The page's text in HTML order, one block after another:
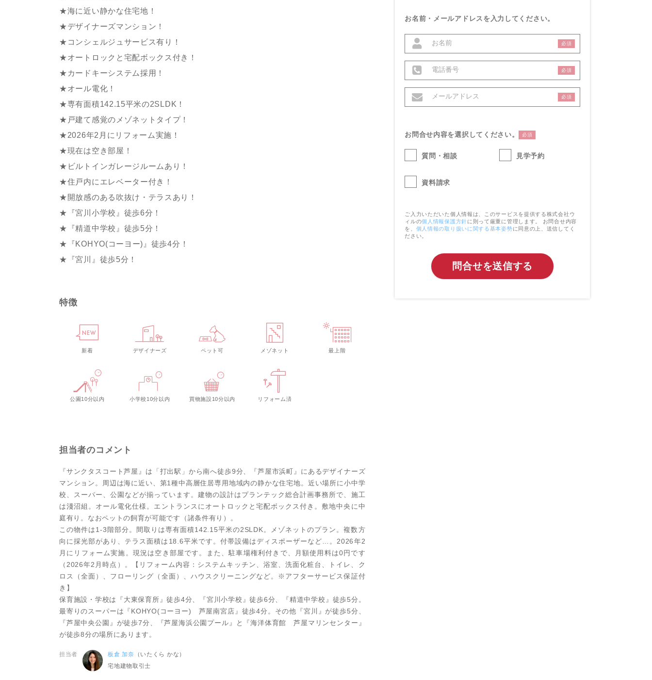
★海に近い静かな住宅地！
★デザイナーズマンション！
★コンシェルジュサービス有り！
★オートロックと宅配ボックス付き！
★カードキーシステム採用！
★オール電化！
★専有面積142.15平米の2SLDK！
★戸建て感覚のメゾネットタイプ！
★2026年2月にリフォーム実施！
★現在は空き部屋！
★ビルトインガレージルームあり！
★住戸内にエレベーター付き！
★開放感のある吹抜け・テラスあり！
★『宮川小学校』徒歩6分！
★『精道中学校』徒歩5分！
★『KOHYO(コーヨー)』徒歩4分！
★『宮川』徒歩5分！
特徴
新着 デザイナーズ ペット可 メゾネット 最上階
公園10分以内 小学校10分以内 買物施設10分以内 リフォーム済
担当者のコメント
『サンクタスコート芦屋』は「打出駅」から南へ徒歩9分、『芦屋市浜町』にあるデザイナーズ
マンション。周辺は海に近い、第1種中高層住居専用地域内の静かな住宅地。近い場所に小中学
校、スーパー、公園などが揃っています。建物の設計はプランテック総合計画事務所で、施工
は淺沼組。オール電化仕様。エントランスにオートロックと宅配ボックス付き。敷地中央に中
庭有り。なおペットの飼育が可能です（諸条件有り）。
この物件は1-3階部分。間取りは専有面積142.15平米の2SLDK。メゾネットのプラン。複数方
向に採光部があり、テラス面積は18.6平米です。付帯設備はディスポーザーなど…。2026年2
月にリフォーム実施。現況は空き部屋です。また、駐車場権利付きで、月額使用料は0円です
（2026年2月時点）。【リフォーム内容：システムキッチン、浴室、洗面化粧台、トイレ、ク
ロス（全面）、フローリング（全面）、ハウスクリーニングなど。※アフターサービス保証付
き】
保育施設・学校は『大東保育所』徒歩4分、『宮川小学校』徒歩6分、『精道中学校』徒歩5分。
最寄りのスーパーは『KOHYO(コーヨー) 芦屋南宮店』徒歩4分。その他『宮川』が徒歩5分、
『芦屋中央公園』が徒歩7分、『芦屋海浜公園プール』と『海洋体育館 芦屋マリンセンター』
が徒歩8分の場所にあります。
担当者 板倉 加奈
（いたくら かな）
宅地建物取引士
お名前・メールアドレスを入力してください。
必須
必須
必須
お問合せ内容を選択してください。 必須
質問・相談 見学予約
資料請求
ご入力いただいた個人情報は、このサービスを提供する株式会社ウ
ィルの個人情報保護方針に則って厳重に管理します。 お問合せ内容
を、 個人情報の取り扱いに関する基本姿勢に同意の上、送信してく
ださい。
問合せを送信する